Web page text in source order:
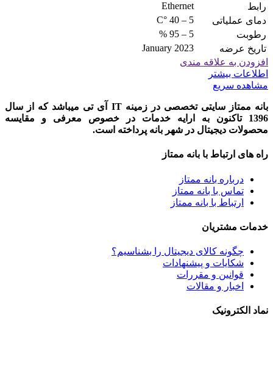
رابط
Ethernet
دمای عملیاتی
5 – 40 °C
رطوبت
5 – 95 %
تاریخ عرضه
January 2023
افزودن به علاقه مندی
اطلاعات بیشتر
مشاهده سریع
بانه ممتاز سایتی تخصصی در زمینه IT آی تی میباشد که از سال
1396 تاکنون به ارایه خدمات در خصوص معرفی و مقایسه
محصولات دیجیتال در شهر بانه پرداخته است.
راه های ارتباط با بانه ممتاز
درباره بانه ممتاز
تماس با بانه ممتاز
ارتباط با بانه ممتاز
خدمات مشتریان
چگونه کالای دیجیتال را بشناسیم؟
شکایات و پیشنهادات
قوانین و مقررات
اخبار و مقالات
نماد الکترونیک